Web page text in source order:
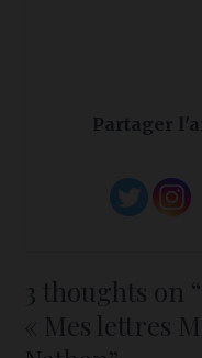
Partager
3 thoughts on “
« Mes lettres